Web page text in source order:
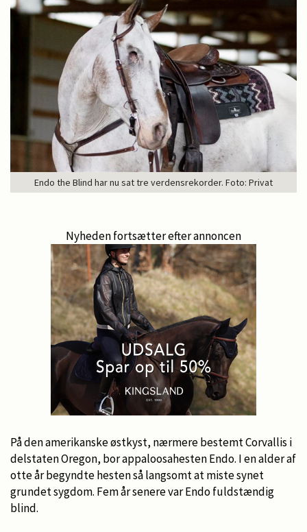
Endo the Blind har nu sat tre verdensrekorder. Foto: Privat
Nyheden fortsætter efter annoncen
På den amerikanske østkyst, nærmere bestemt Corvallis i
delstaten Oregon, bor appaloosahesten Endo. I en alder af
otte år begyndte hesten så langsomt at miste synet
grundet sygdom. Fem år senere var Endo fuldstændig
blind.